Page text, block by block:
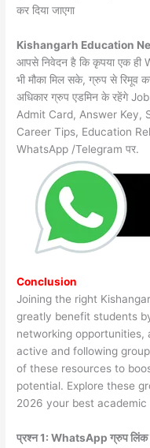
कर दिया जाएगा
Kishangarh Education
आपसे निवेदन है कि कृपया एक ही
भी मौका मिल सके, ग्रुप से रिमूव
अधिकार ग्रुप एडमिन के रहेंगे
Admit Card, Answer Key,
Career Tips, Education
WhatsApp /Telegram पर.
Conclusion
Joining the right
greatly benefit students
networking opportunities,
active and following
of these resources to
potential. Explore these
2026 your best academic
प्रश्न 1: WhatsApp ग्रुप लिंक